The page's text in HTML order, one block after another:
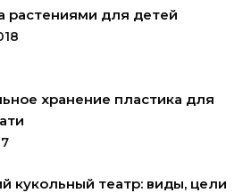
растениями для детей
хранение пластика для
кукольный театр: виды, цели